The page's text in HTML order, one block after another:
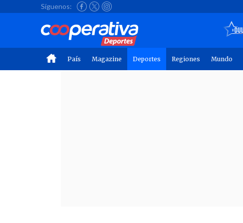
Síguenos:
País Magazine Deportes Regiones Mundo